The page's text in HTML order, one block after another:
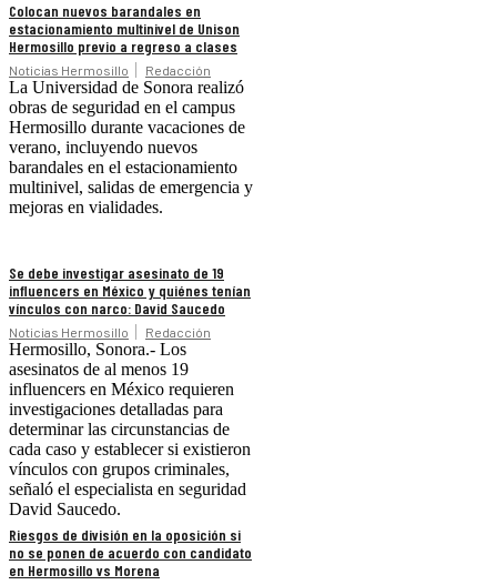
Colocan nuevos barandales en
estacionamiento multinivel de Unison
Hermosillo previo a regreso a clases
Noticias Hermosillo Redacción
La Universidad de Sonora realizó
obras de seguridad en el campus
Hermosillo durante vacaciones de
verano, incluyendo nuevos
barandales en el estacionamiento
multinivel, salidas de emergencia y
mejoras en vialidades.
Se debe investigar asesinato de 19
influencers en México y quiénes tenían
vínculos con narco: David Saucedo
Noticias Hermosillo Redacción
Hermosillo, Sonora.- Los
asesinatos de al menos 19
influencers en México requieren
investigaciones detalladas para
determinar las circunstancias de
cada caso y establecer si existieron
vínculos con grupos criminales,
señaló el especialista en seguridad
David Saucedo.
Riesgos de división en la oposición si
no se ponen de acuerdo con candidato
en Hermosillo vs Morena